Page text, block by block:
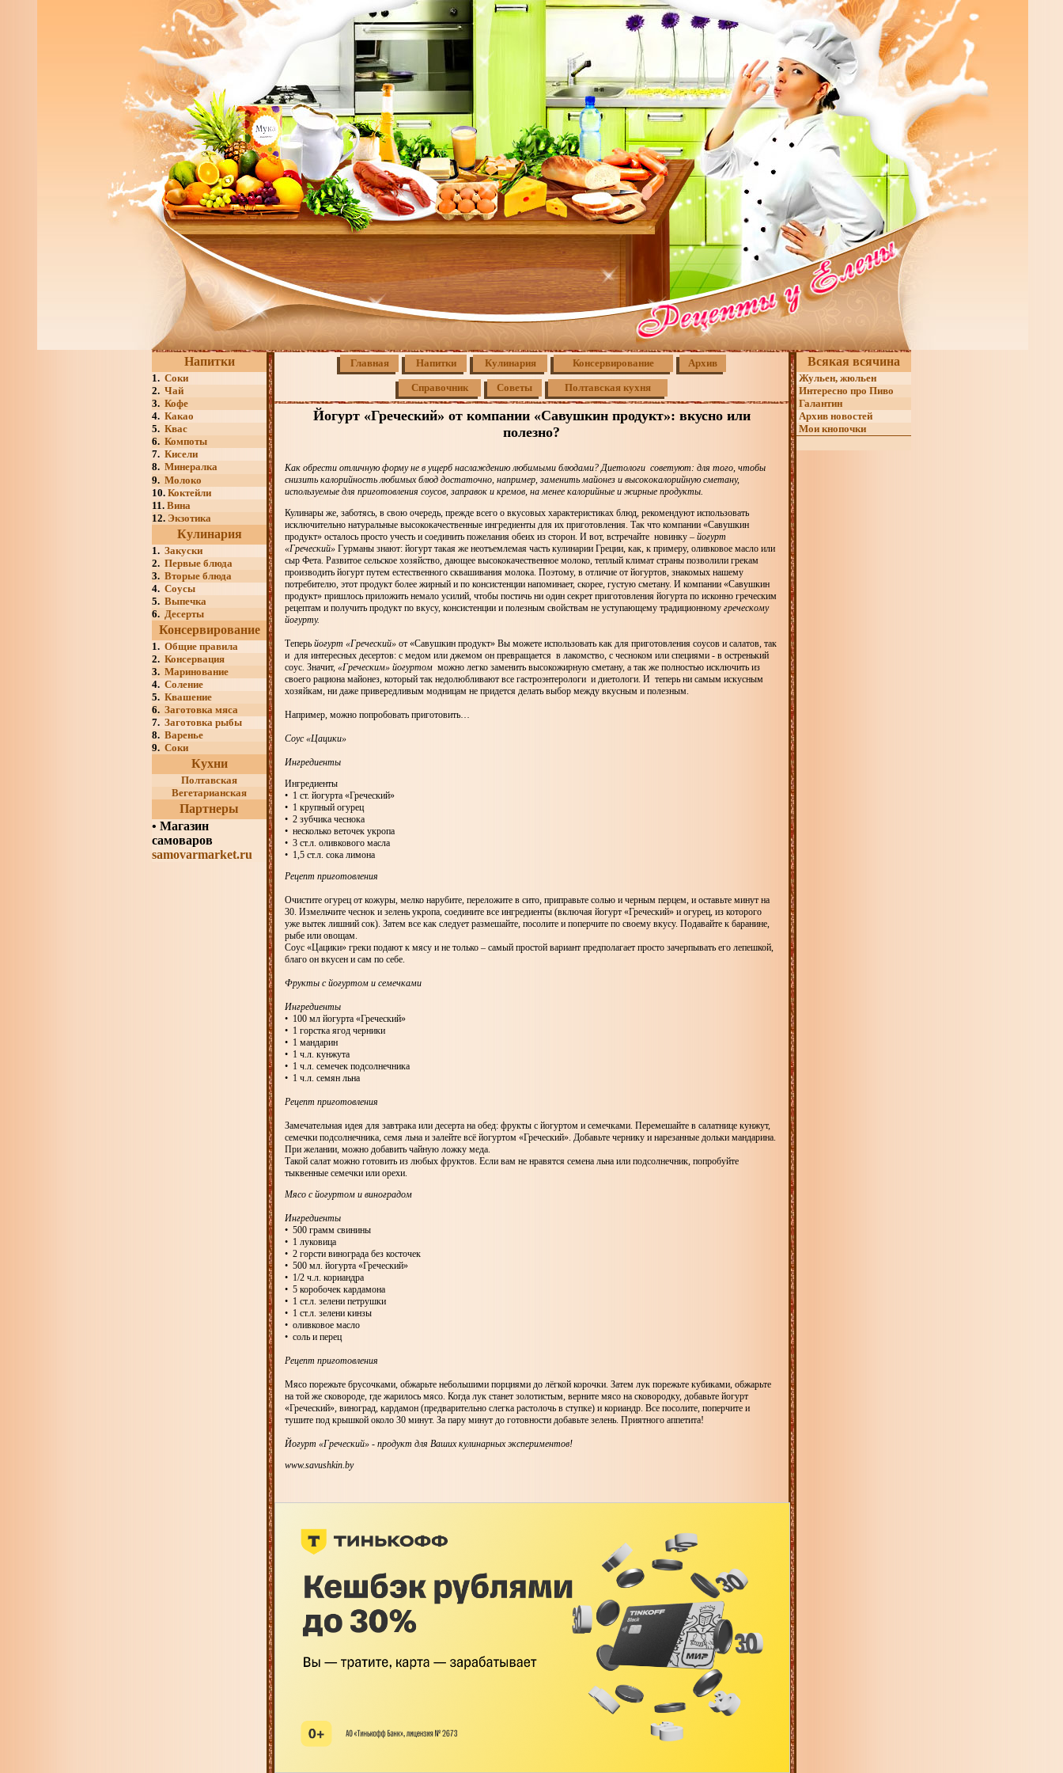
Напитки
1. Соки
2. Чай
3. Кофе
4. Какао
5. Квас
6. Компоты
7. Кисели
8. Минералка
9. Молоко
10. Коктейли
11. Вина
12. Экзотика
Кулинария
1. Закуски
2. Первые блюда
3. Вторые блюда
4. Соусы
5. Выпечка
6. Десерты
Консервирование
1. Общие правила
2. Консервация
3. Маринование
4. Соление
5. Квашение
6. Заготовка мяса
7. Заготовка рыбы
8. Варенье
9. Соки
Кухни
Полтавская
Вегетарианская
Партнеры
• Магазин
самоваров
samovarmarket.ru
Главная Напитки Кулинария Консервирование Архив
Справочник Советы Полтавская кухня
Йогурт «Греческий» от компании «Савушкин продукт»: вкусно или
полезно?
Как обрести отличную форму не в ущерб наслаждению любимыми блюдами? Диетологи советуют: для того, чтобы
снизить калорийность любимых блюд достаточно, например, заменить майонез и высококалорийную сметану,
используемые для приготовления соусов, заправок и кремов, на менее калорийные и жирные продукты.
Кулинары же, заботясь, в свою очередь, прежде всего о вкусовых характеристиках блюд, рекомендуют использовать
исключительно натуральные высококачественные ингредиенты для их приготовления. Так что компании «Савушкин
продукт» осталось просто учесть и соединить пожелания обеих из сторон. И вот, встречайте новинку – йогурт
«Греческий» Гурманы знают: йогурт такая же неотъемлемая часть кулинарии Греции, как, к примеру, оливковое масло или
сыр Фета. Развитое сельское хозяйство, дающее высококачественное молоко, теплый климат страны позволили грекам
производить йогурт путем естественного сквашивания молока. Поэтому, в отличие от йогуртов, знакомых нашему
потребителю, этот продукт более жирный и по консистенции напоминает, скорее, густую сметану. И компании «Савушкин
продукт» пришлось приложить немало усилий, чтобы постичь ни один секрет приготовления йогурта по исконно греческим
рецептам и получить продукт по вкусу, консистенции и полезным свойствам не уступающему традиционному греческому
йогурту.
Теперь йогурт «Греческий» от «Савушкин продукт» Вы можете использовать как для приготовления соусов и салатов, так
и для интересных десертов: с медом или джемом он превращается в лакомство, с чесноком или специями - в остренький
соус. Значит, «Греческим» йогуртом можно легко заменить высокожирную сметану, а так же полностью исключить из
своего рациона майонез, который так недолюбливают все гастроэнтерологи и диетологи. И теперь ни самым искусным
хозяйкам, ни даже привередливым модницам не придется делать выбор между вкусным и полезным.
Например, можно попробовать приготовить…
Соус «Цацики»
Ингредиенты
Ингредиенты
• 1 ст. йогурта «Греческий»
• 1 крупный огурец
• 2 зубчика чеснока
• несколько веточек укропа
• 3 ст.л. оливкового масла
• 1,5 ст.л. сока лимона
Рецепт приготовления
Очистите огурец от кожуры, мелко нарубите, переложите в сито, приправьте солью и черным перцем, и оставьте минут на
30. Измельчите чеснок и зелень укропа, соедините все ингредиенты (включая йогурт «Греческий» и огурец, из которого
уже вытек лишний сок). Затем все как следует размешайте, посолите и поперчите по своему вкусу. Подавайте к баранине,
рыбе или овощам.
Соус «Цацики» греки подают к мясу и не только – самый простой вариант предполагает просто зачерпывать его лепешкой,
благо он вкусен и сам по себе.
Фрукты с йогуртом и семечками
Ингредиенты
• 100 мл йогурта «Греческий»
• 1 горстка ягод черники
• 1 мандарин
• 1 ч.л. кунжута
• 1 ч.л. семечек подсолнечника
• 1 ч.л. семян льна
Рецепт приготовления
Замечательная идея для завтрака или десерта на обед: фрукты с йогуртом и семечками. Перемешайте в салатнице кунжут,
семечки подсолнечника, семя льна и залейте всё йогуртом «Греческий». Добавьте чернику и нарезанные дольки мандарина.
При желании, можно добавить чайную ложку меда.
Такой салат можно готовить из любых фруктов. Если вам не нравятся семена льна или подсолнечник, попробуйте
тыквенные семечки или орехи.
Мясо с йогуртом и виноградом
Ингредиенты
• 500 грамм свинины
• 1 луковица
• 2 горсти винограда без косточек
• 500 мл. йогурта «Греческий»
• 1/2 ч.л. кориандра
• 5 коробочек кардамона
• 1 ст.л. зелени петрушки
• 1 ст.л. зелени кинзы
• оливковое масло
• соль и перец
Рецепт приготовления
Мясо порежьте брусочками, обжарьте небольшими порциями до лёгкой корочки. Затем лук порежьте кубиками, обжарьте
на той же сковороде, где жарилось мясо. Когда лук станет золотистым, верните мясо на сковородку, добавьте йогурт
«Греческий», виноград, кардамон (предварительно слегка растолочь в ступке) и кориандр. Все посолите, поперчите и
тушите под крышкой около 30 минут. За пару минут до готовности добавьте зелень. Приятного аппетита!
Йогурт «Греческий» - продукт для Ваших кулинарных экспериментов!
www.savushkin.by
Всякая всячина
Жульен, жюльен
Интересно про Пиво
Галантин
Архив новостей
Мои кнопочки